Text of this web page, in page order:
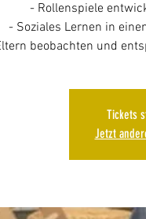
- Rollenspiele
- Soziales Lernen in
Tickets
Jetzt